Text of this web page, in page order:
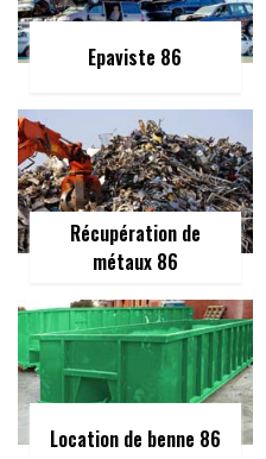
Epaviste 86
Récupération de
métaux 86
Location de benne 86